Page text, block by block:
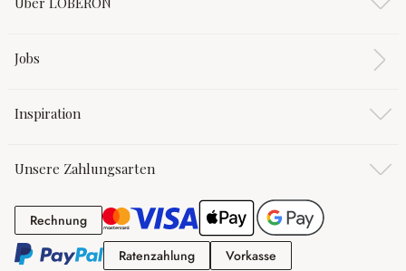
Jobs
Inspiration
Unsere Zahlungsarten
RechnungRechnung
RatenzahlungRatenzahlung
Vorkasse